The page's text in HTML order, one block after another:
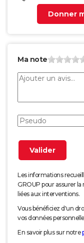
Donner
Ma note
Les informations
GROUP pour assurer
liées aux interventions.
Vous bénéficiez d'un
vos données
En savoir plus sur notre